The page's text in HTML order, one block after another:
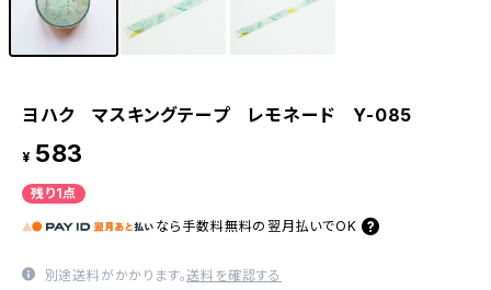
ヨハク マスキングテープ レモネード Y-085
¥ 583
残り1点
なら 手数料無料の 翌月払いでOK
別途送料がかかります。送料を確認する